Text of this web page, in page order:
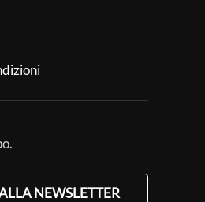
NEWSLETTER